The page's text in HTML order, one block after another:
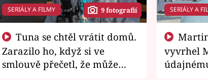
SERIÁLY A FILMY 9 fotografií
Zarazilo ho, když si ve
smlouvě přečetl, že může
SERIÁLY A
vyvrhel